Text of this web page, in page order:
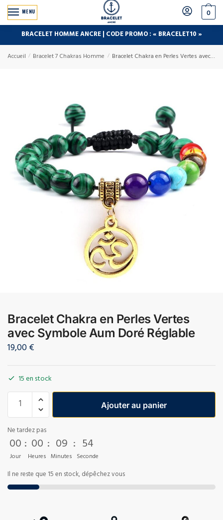
MENU 0
BRACELET HOMME ANCRE | CODE PROMO : « BRACELET10 »
Accueil / Bracelet 7 Chakras Homme / Bracelet Chakra en Perles Vertes avec Symbole Aum Doré Réglable
Bracelet Chakra en Perles Vertes
avec Symbole Aum Doré Réglable
19,00€
15 en stock
Ajouter au panier
Ne tardez pas
00
Jour
: 00
Heures
: 09
Minutes
: 53
Seconde
Il ne reste que 15 en stock, dépêchez vous